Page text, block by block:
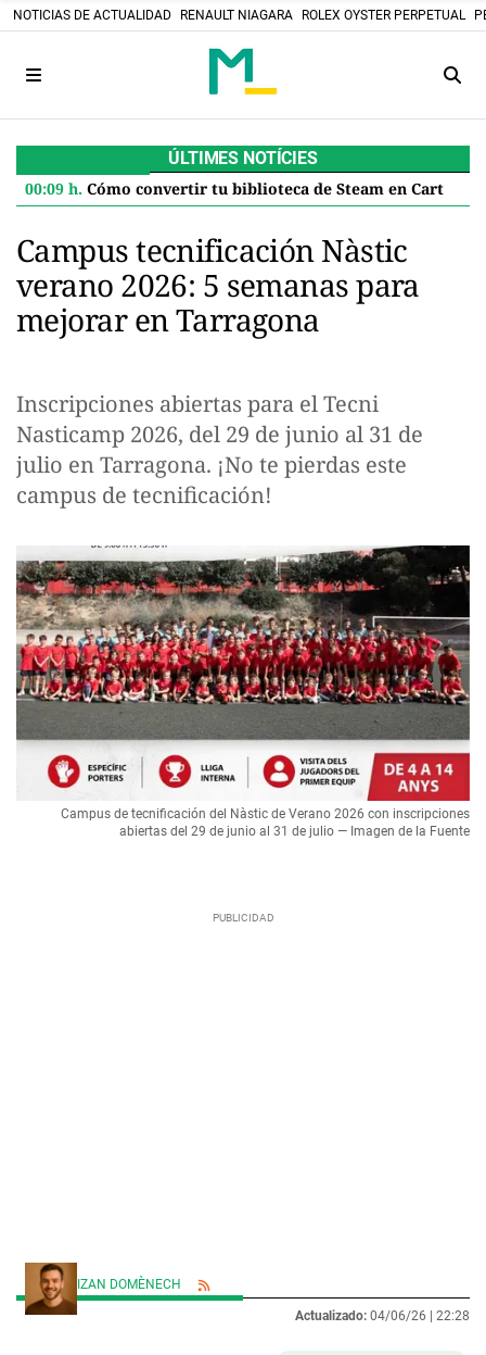
NOTICIAS DE ACTUALIDAD RENAULT NIAGARA ROLEX OYSTER PERPETUAL
ÚLTIMES NOTÍCIES
00:09 h. Cómo convertir tu biblioteca de Steam en Cartuchos retro: el proyecto DIY que desafía el futuro digital
Campus tecnificación Nàstic
verano 2026: 5 semanas para
mejorar en Tarragona
Inscripciones abiertas para el Tecni
Nasticamp 2026, del 29 de junio al 31 de
julio en Tarragona. ¡No te pierdas este
campus de tecnificación!
Campus de tecnificación del Nàstic de Verano 2026 con inscripciones
abiertas del 29 de junio al 31 de julio — Imagen de la Fuente
IZAN DOMÈNECH
Actualizado: 04/06/26 | 22:28